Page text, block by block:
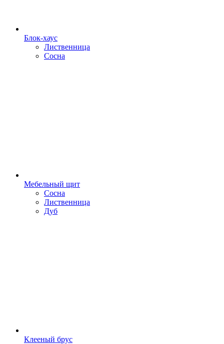
Блок-хаус
Лиственница
Сосна
Мебельный щит
Сосна
Лиственница
Дуб
Клееный брус